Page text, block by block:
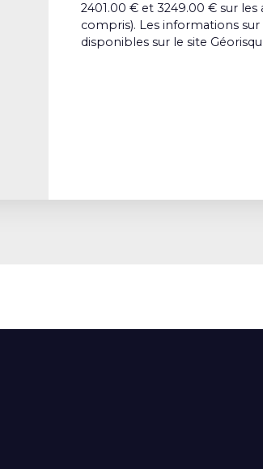
2401.00 € et 3249.00 € sur
compris). Les informations
disponibles sur le site